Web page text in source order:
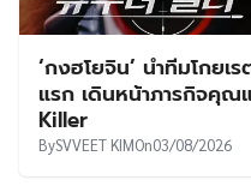
‘กงฮโยจิน’ นำทีมโกย
แรก เดินหน้าภารกิจคุณ
Killer
BySVVEET KIMOn03/08/2026